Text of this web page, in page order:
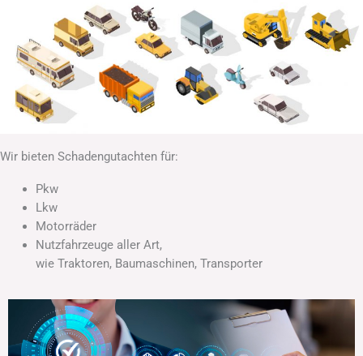
Wir bieten Schadengutachten für:
Pkw
Lkw
Motorräder
Nutzfahrzeuge aller Art,
wie Traktoren, Baumaschinen, Transporter